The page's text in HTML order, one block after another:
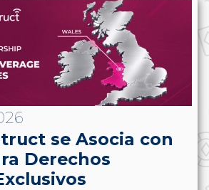
se Asocia con
Derechos